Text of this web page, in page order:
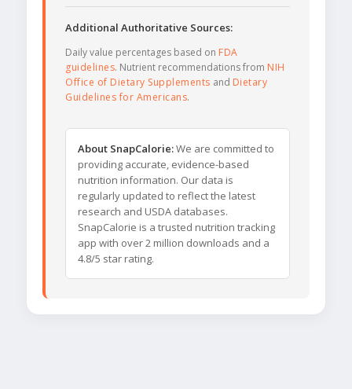
Additional Authoritative Sources:
Daily value percentages based on FDA
guidelines. Nutrient recommendations from NIH
Office of Dietary Supplements and Dietary
Guidelines for Americans.
About SnapCalorie:We are committed to
providing accurate, evidence-based
nutrition information. Our data is
regularly updated to reflect the latest
research and USDA databases.
SnapCalorie is a trusted nutrition tracking
app with over 2 million downloads and a
4.8/5 star rating.